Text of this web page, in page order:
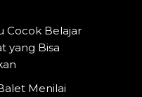
Cocok Belajar
yang Bisa
Menilai